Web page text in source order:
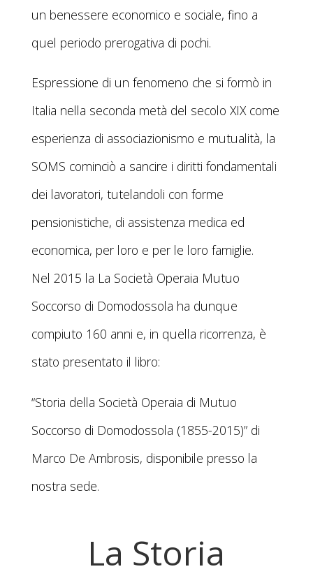
un benessere economico e sociale, fino a
quel periodo prerogativa di pochi.
Espressione di un fenomeno che si formò in
Italia nella seconda metà del secolo XIX come
esperienza di associazionismo e mutualità, la
SOMS cominciò a sancire i diritti fondamentali
dei lavoratori, tutelandoli con forme
pensionistiche, di assistenza medica ed
economica, per loro e per le loro famiglie.
Nel 2015 la La Società Operaia Mutuo
Soccorso di Domodossola ha dunque
compiuto 160 anni e, in quella ricorrenza, è
stato presentato il libro:
“Storia della Società Operaia di Mutuo
Soccorso di Domodossola (1855-2015)” di
Marco De Ambrosis, disponibile presso la
nostra sede.
La Storia